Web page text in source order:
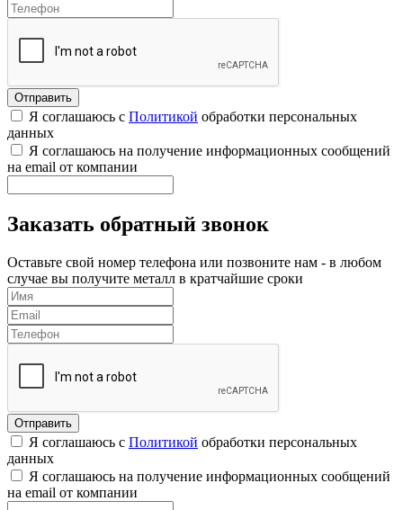
Я соглашаюсь с Политикой обработки персональных
данных
Я соглашаюсь на получение информационных сообщений
на email от компании
Заказать обратный звонок
Оставьте свой номер телефона или позвоните нам - в любом
случае вы получите металл в кратчайшие сроки
Я соглашаюсь с Политикой обработки персональных
данных
Я соглашаюсь на получение информационных сообщений
на email от компании